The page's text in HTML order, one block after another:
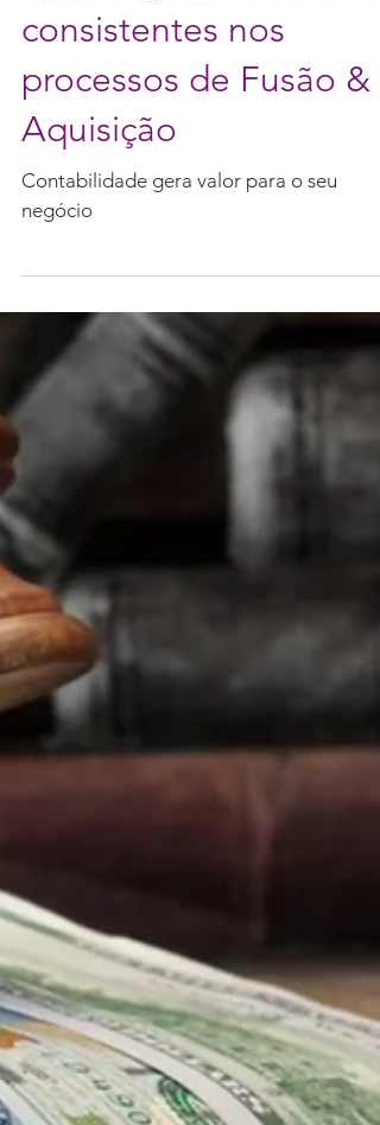
informações contábeis
consistentes nos
processos de Fusão &
Aquisição
Contabilidade gera valor para o seu